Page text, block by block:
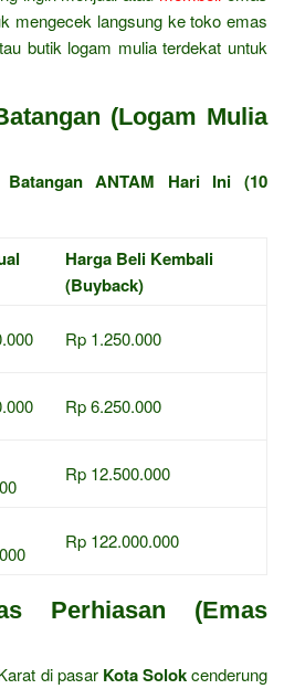
mengecek langsung ke toko emas
butik logam mulia terdekat untuk
(Logam Mulia
ANTAM Hari Ini (10
Harga Beli Kembali
(Buyback)
Rp 1.250.000
Rp 6.250.000
Rp 12.500.000
Rp 122.000.000
Perhiasan (Emas
di pasar Kota Solokcenderung